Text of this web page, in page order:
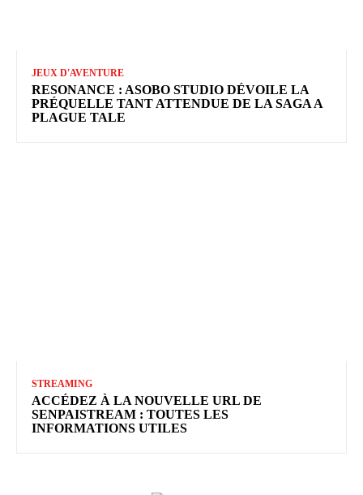
JEUX D'AVENTURE
RESONANCE : ASOBO STUDIO DÉVOILE LA
PRÉQUELLE TANT ATTENDUE DE LA SAGA A
PLAGUE TALE
STREAMING
ACCÉDEZ À LA NOUVELLE URL DE
SENPAISTREAM : TOUTES LES
INFORMATIONS UTILES